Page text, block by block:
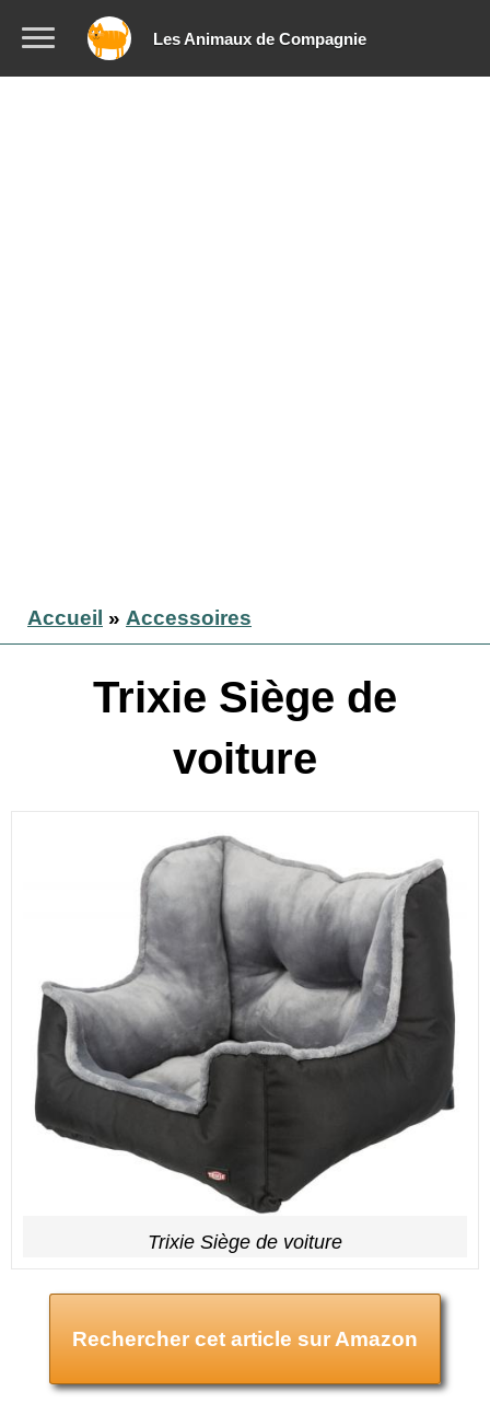
Les Animaux de Compagnie
Accueil » Accessoires
Trixie Siège de
voiture
Trixie Siège de voiture
Rechercher cet article sur Amazon